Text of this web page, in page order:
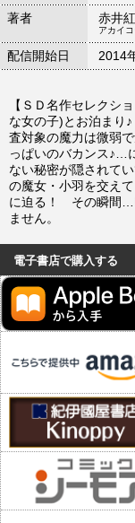
著者
赤井
アカイ
配信開始日 2014
【ＳＤ名作セレクシ
な女の子)とお泊まり
査対象の魔力は微弱
っぱいのバカンス♪…
ない秘密が隠されて
の魔女・小羽を交え
に迫る！ その瞬間
ません。
電子書店で購入する